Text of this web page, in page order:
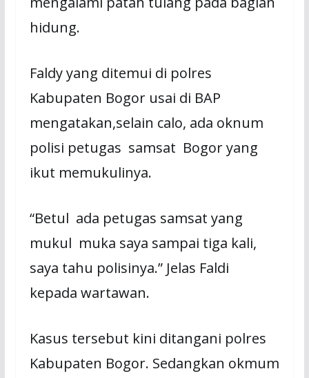
hidung.
Faldy yang ditemui di polres
Kabupaten Bogor usai di BAP
mengatakan,selain calo, ada oknum
polisi petugas samsat Bogor yang
ikut memukulinya.
“Betul ada petugas samsat yang
mukul muka saya sampai tiga kali,
saya tahu polisinya.” Jelas Faldi
kepada wartawan.
Kasus tersebut kini ditangani polres
Kabupaten Bogor. Sedangkan okmum